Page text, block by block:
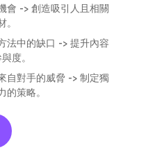
會 -> 創造吸引人且相關
。
法中的缺口 -> 提升內容
度。
自對手的威脅 -> 制定獨
的策略。